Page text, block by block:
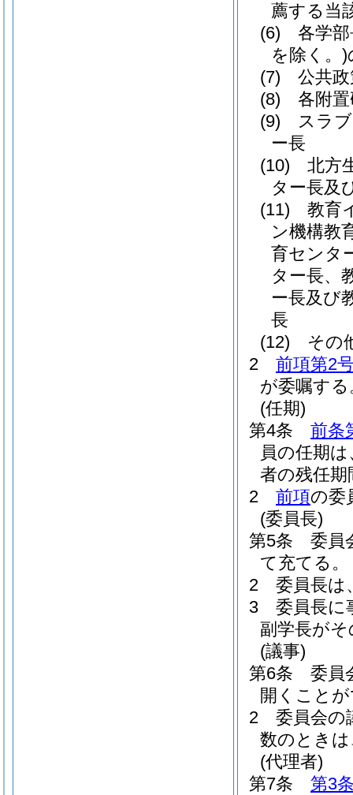
薦する当
(6)
各学
を除く。)
(7)
公共
(8)
各附
(9)
スラ
ー長
(10)
北方
ター長及
(11)
教育
ン機構教
育センタ
ター長、
ー長及び
長
(12)
その
2
前項第2
が委嘱する
(任期)
第4条
前条
員の任期
者の残任
2
前項の委
(委員長)
第5条
委員
て充てる。
2
委員長は
3
委員長に
副学長が
(議事)
第6条
委員
開くこと
2
委員会の
数のとき
(代理者)
第7条
第3